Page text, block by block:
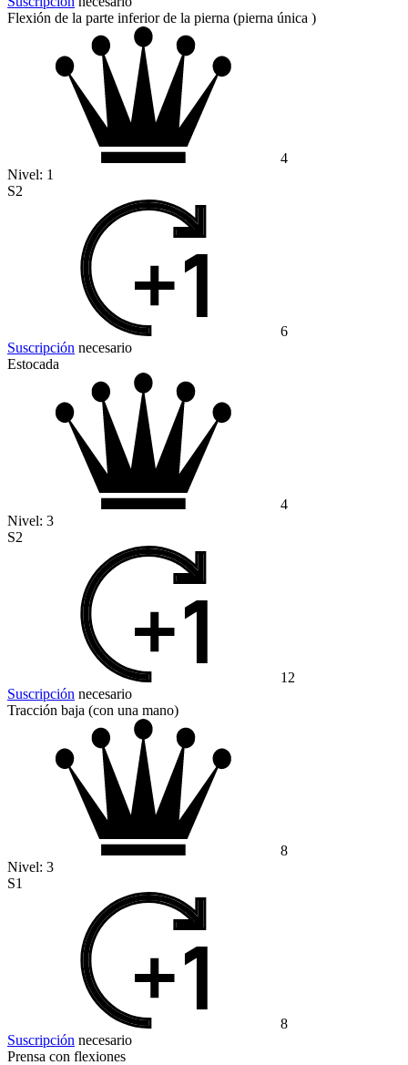
Flexión de la parte inferior de la pierna (pierna única )
4
Nivel: 1
S2
6
Suscripción necesario
Estocada
4
Nivel: 3
S2
12
Suscripción necesario
Tracción baja (con una mano)
8
Nivel: 3
S1
8
Suscripción necesario
Prensa con flexiones